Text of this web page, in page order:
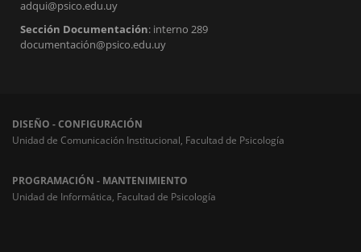
adqui@psico.edu.uy
Sección Documentación: interno 289
documentación@psico.edu.uy
DISEÑO - CONFIGURACIÓN
Unidad de Comunicación Institucional, Facultad de Psicología
PROGRAMACIÓN - MANTENIMIENTO
Unidad de Informática, Facultad de Psicología